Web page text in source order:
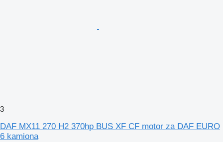
3
DAF MX11 270 H2 370hp BUS XF CF motor za DAF EURO
6 kamiona